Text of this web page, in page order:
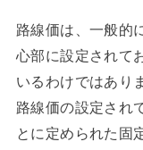
路線価は、一般的
心部に設定されて
いるわけではあり
路線価の設定され
とに定められた固